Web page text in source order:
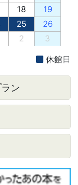
18
19
25
26
2 3
休館日
ン